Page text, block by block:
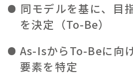
同モデルを基に、目
を決定（To-Be）
As-IsからTo-Beに向
要素を特定